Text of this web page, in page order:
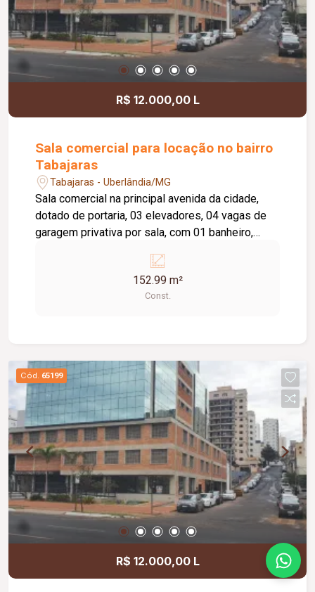
R$ 12.000,00 L
Sala comercial para locação no bairro
Tabajaras
Tabajaras - Uberlândia/MG
Sala comercial na principal avenida da cidade,
dotado de portaria, 03 elevadores, 04 vagas de
garagem privativa por sala, com 01 banheiro,
02 unidades por andar, podendo ser unidas e
fazer utilização da área comum ampliando a
possibilidade de LAYOUT.
152.99 m²
Const.
Cód. 65199
R$ 12.000,00 L